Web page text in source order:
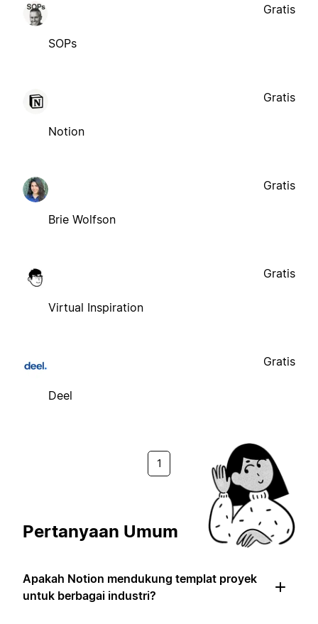
SOPs
Gratis
Notion
Gratis
Brie Wolfson
Gratis
Virtual Inspiration
Gratis
Deel
Gratis
1
Pertanyaan Umum
Apakah Notion mendukung templat proyek
untuk berbagai industri?